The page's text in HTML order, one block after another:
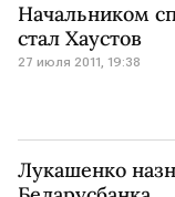
Начальником
стал Хаустов
27 июля 2011, 19:38
Лукашенко